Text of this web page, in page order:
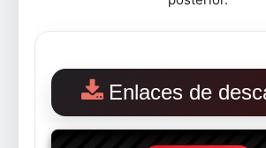
Enlaces de